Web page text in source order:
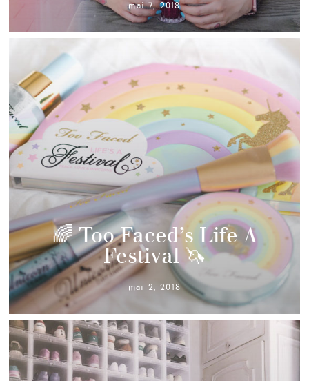
mai 7, 2018
🌈 Too Faced’s Life A
Festival 🦄
mai 2, 2018